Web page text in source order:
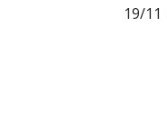
19/11